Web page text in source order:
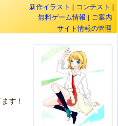
新作イラスト | コンテスト |
無料ゲーム情報 | ご案内
サイト情報の管理
す！